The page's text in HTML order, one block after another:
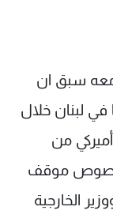
معه سبق ان
في لبنان خلال
أميركي من
موقف
الخارجية